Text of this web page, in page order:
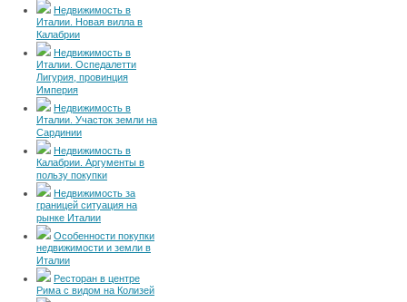
Недвижимость в
Италии. Новая вилла в
Калабрии
Недвижимость в
Италии. Оспедалетти
Лигурия, провинция
Империя
Недвижимость в
Италии. Участок земли на
Сардинии
Недвижимость в
Калабрии. Аргументы в
пользу покупки
Недвижимость за
границей ситуация на
рынке Италии
Особенности покупки
недвижимости и земли в
Италии
Ресторан в центре
Рима с видом на Колизей